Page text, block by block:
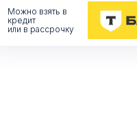
Можно взять в
кредит
или в рассрочку